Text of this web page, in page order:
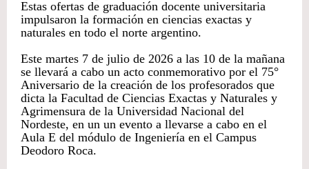
Estas ofertas de graduación docente universitaria
impulsaron la formación en ciencias exactas y
naturales en todo el norte argentino.
Este martes 7 de julio de 2026 a las 10 de la mañana
se llevará a cabo un acto conmemorativo por el 75°
Aniversario de la creación de los profesorados que
dicta la Facultad de Ciencias Exactas y Naturales y
Agrimensura de la Universidad Nacional del
Nordeste, en un un evento a llevarse a cabo en el
Aula E del módulo de Ingeniería en el Campus
Deodoro Roca.